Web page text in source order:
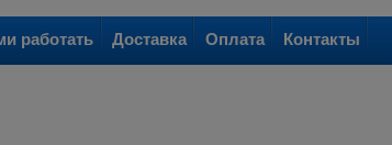
работать Доставка Оплата Контакты